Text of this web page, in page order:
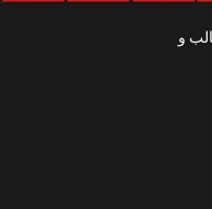
و